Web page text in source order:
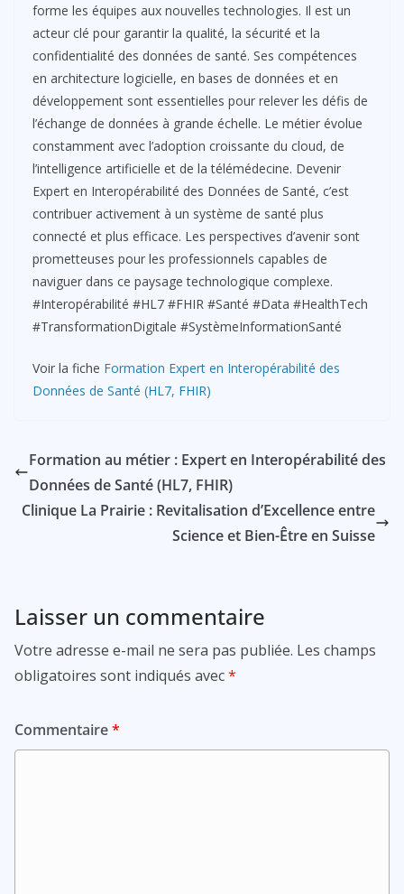
forme les équipes aux nouvelles technologies. Il est un
acteur clé pour garantir la qualité, la sécurité et la
confidentialité des données de santé. Ses compétences
en architecture logicielle, en bases de données et en
développement sont essentielles pour relever les défis de
l’échange de données à grande échelle. Le métier évolue
constamment avec l’adoption croissante du cloud, de
l’intelligence artificielle et de la télémédecine. Devenir
Expert en Interopérabilité des Données de Santé, c’est
contribuer activement à un système de santé plus
connecté et plus efficace. Les perspectives d’avenir sont
prometteuses pour les professionnels capables de
naviguer dans ce paysage technologique complexe.
#Interopérabilité #HL7 #FHIR #Santé #Data #HealthTech
#TransformationDigitale #SystèmeInformationSanté
Voir la fiche Formation Expert en Interopérabilité des
Données de Santé (HL7, FHIR)
Formation au métier : Expert en Interopérabilité des
Données de Santé (HL7, FHIR)
Clinique La Prairie : Revitalisation d’Excellence entre
Science et Bien-Être en Suisse
Laisser un commentaire
Votre adresse e-mail ne sera pas publiée. Les champs
obligatoires sont indiqués avec*
Commentaire*